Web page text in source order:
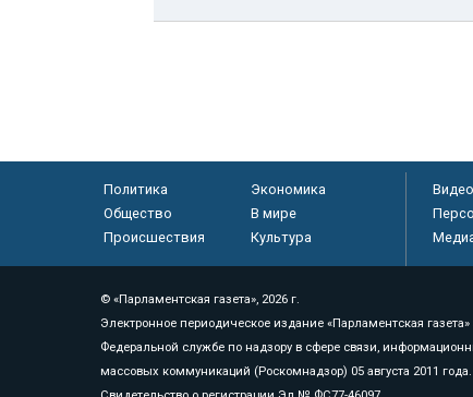
Политика
Экономика
Общество
В мире
Происшествия
Культура
Видео
© «Парламентская газета», 2026 г.
Электронное периодическое издание «Парламентская газета»
Федеральной службе по надзору в сфере связи,
массовых коммуникаций (Роскомнадзор) 05 августа 2011